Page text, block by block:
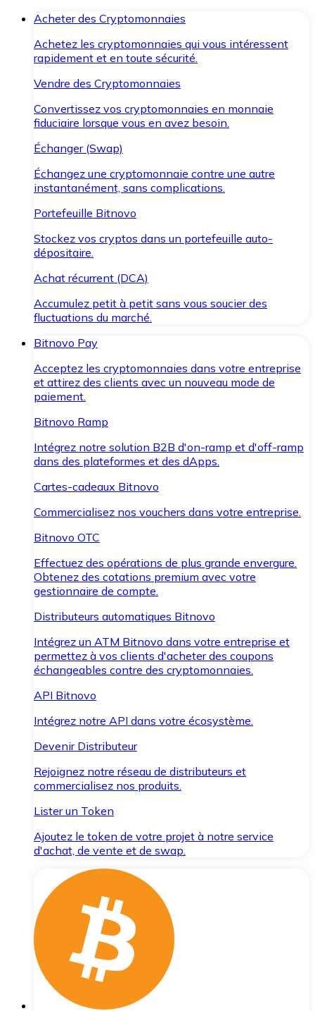
Acheter des Cryptomonnaies
Achetez les cryptomonnaies qui vous intéressent
rapidement et en toute sécurité.
Vendre des Cryptomonnaies
Convertissez vos cryptomonnaies en monnaie
fiduciaire lorsque vous en avez besoin.
Échanger (Swap)
Échangez une cryptomonnaie contre une autre
instantanément, sans complications.
Portefeuille Bitnovo
Stockez vos cryptos dans un portefeuille auto-
dépositaire.
Achat récurrent (DCA)
Accumulez petit à petit sans vous soucier des
fluctuations du marché.
Bitnovo Pay
Acceptez les cryptomonnaies dans votre entreprise
et attirez des clients avec un nouveau mode de
paiement.
Bitnovo Ramp
Intégrez notre solution B2B d'on-ramp et d'off-ramp
dans des plateformes et des dApps.
Cartes-cadeaux Bitnovo
Commercialisez nos vouchers dans votre entreprise.
Bitnovo OTC
Effectuez des opérations de plus grande envergure.
Obtenez des cotations premium avec votre
gestionnaire de compte.
Distributeurs automatiques Bitnovo
Intégrez un ATM Bitnovo dans votre entreprise et
permettez à vos clients d'acheter des coupons
échangeables contre des cryptomonnaies.
API Bitnovo
Intégrez notre API dans votre écosystème.
Devenir Distributeur
Rejoignez notre réseau de distributeurs et
commercialisez nos produits.
Lister un Token
Ajoutez le token de votre projet à notre service
d'achat, de vente et de swap.